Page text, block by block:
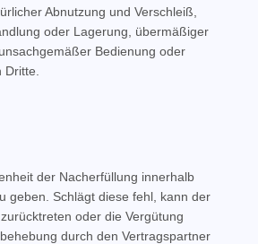
Abnutzung und Verschleiß,
oder Lagerung, übermäßiger
Bedienung oder
der Nacherfüllung innerhalb
geben. Schlägt diese fehl, kann der
oder die Vergütung
durch den Vertragspartner